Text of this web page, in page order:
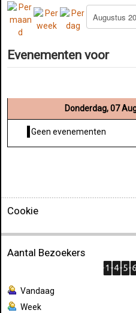
Evenementen voor
Donderdag, 07
Geen evenementen
Cookie
Aantal Bezoekers
Vandaag
Week